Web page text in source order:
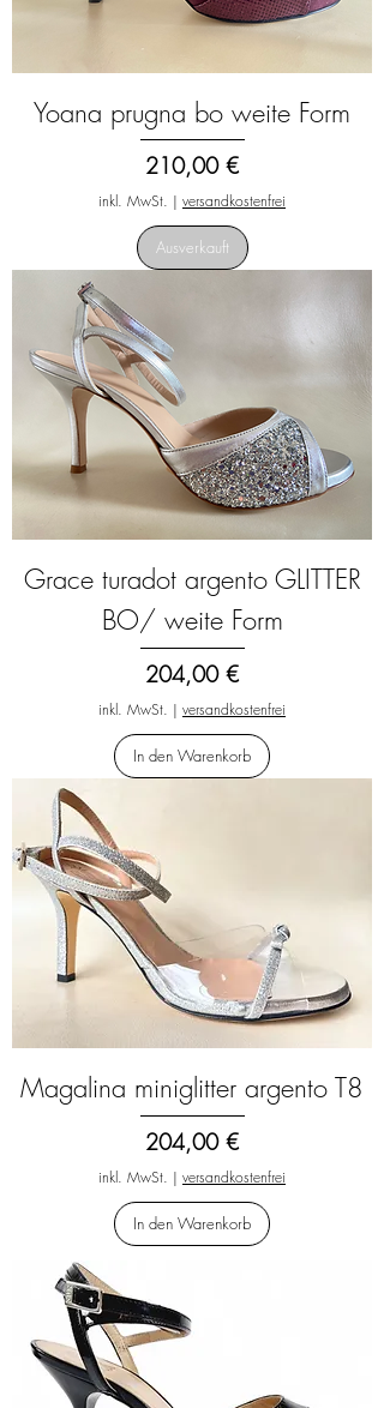
Yoana prugna bo weite Form
Preis
210,00 €
inkl. MwSt. | versandkostenfrei
Ausverkauft
Grace turadot argento GLITTER
BO/ weite Form
Preis
204,00 €
inkl. MwSt. | versandkostenfrei
In den Warenkorb
Magalina miniglitter argento T8
Preis
204,00 €
inkl. MwSt. | versandkostenfrei
In den Warenkorb